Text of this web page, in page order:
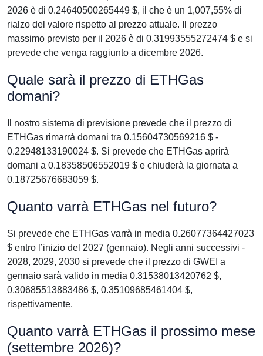
2026 è di 0.24640500265449 $, il che è un 1,007,55% di
rialzo del valore rispetto al prezzo attuale. Il prezzo
massimo previsto per il 2026 è di 0.31993555272474 $ e si
prevede che venga raggiunto a dicembre 2026.
Quale sarà il prezzo di ETHGas
domani?
Il nostro sistema di previsione prevede che il prezzo di
ETHGas rimarrà domani tra 0.15604730569216 $ -
0.22948133190024 $. Si prevede che ETHGas aprirà
domani a 0.18358506552019 $ e chiuderà la giornata a
0.18725676683059 $.
Quanto varrà ETHGas nel futuro?
Si prevede che ETHGas varrà in media 0.26077364427023
$ entro l’inizio del 2027 (gennaio). Negli anni successivi -
2028, 2029, 2030 si prevede che il prezzo di GWEI a
gennaio sarà valido in media 0.31538013420762 $,
0.30685513883486 $, 0.35109685461404 $,
rispettivamente.
Quanto varrà ETHGas il prossimo mese
(settembre 2026)?